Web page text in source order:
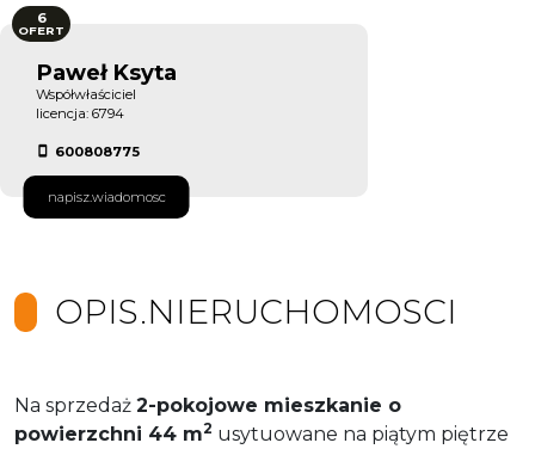
Paweł Ksyta
Współwłaściciel
licencja: 6794
600808775
napisz.wiadomosc
6
OFERT
OPIS.NIERUCHOMOSCI
Na sprzedaż 2-pokojowe mieszkanie o
powierzchni 44 m2 usytuowane na piątym piętrze